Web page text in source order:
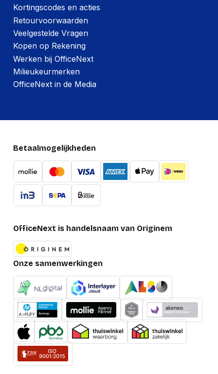
Kortingscodes en acties
Retourvoorwaarden
Veelgestelde Vragen
Kopen op Rekening
Werken bij OfficeNext
Milieukeurmerken
OfficeNext in de Media
Betaalmogelijkheden
OfficeNext is handelsnaam van Originem
Onze samenwerkingen